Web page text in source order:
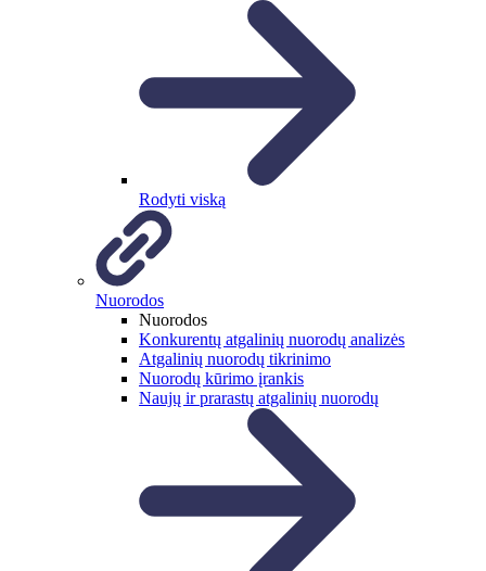
Rodyti viską
Nuorodos
Nuorodos
Konkurentų atgalinių nuorodų analizės
Atgalinių nuorodų tikrinimo
Nuorodų kūrimo įrankis
Naujų ir prarastų atgalinių nuorodų